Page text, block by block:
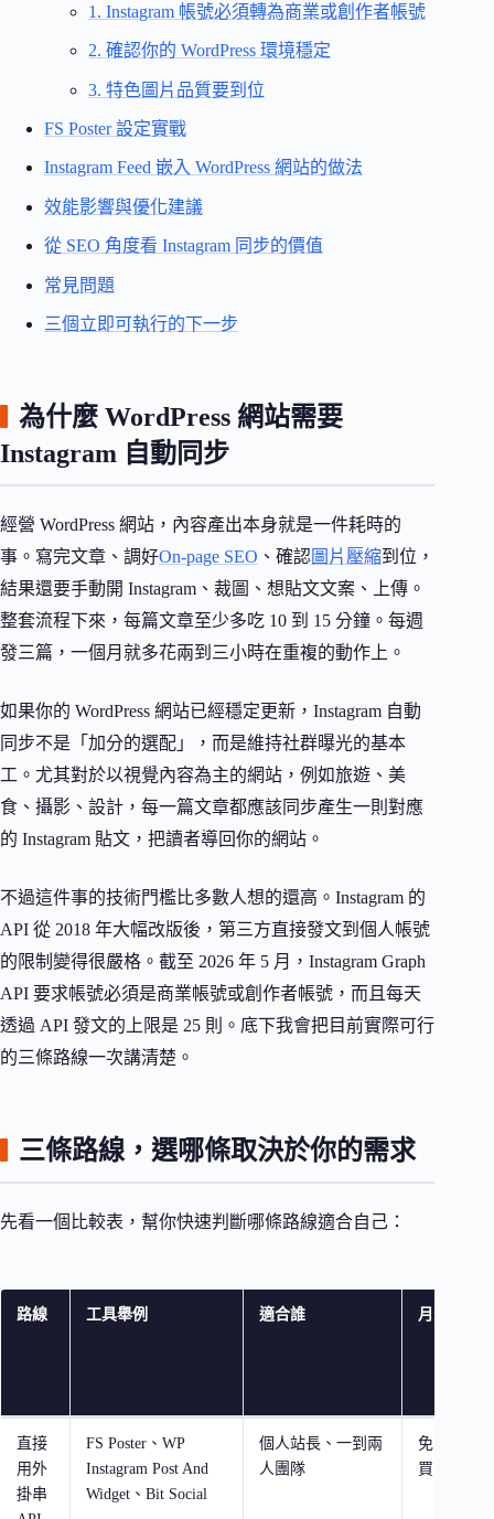
1. Instagram 帳號必須轉為商業或創作者帳號
2. 確認你的 WordPress 環境穩定
3. 特色圖片品質要到位
FS Poster 設定實戰
Instagram Feed 嵌入 WordPress 網站的做法
效能影響與優化建議
從 SEO 角度看 Instagram 同步的價值
常見問題
三個立即可執行的下一步
為什麼 WordPress 網站需要
Instagram 自動同步
經營 WordPress 網站，內容產出本身就是一件耗時的
事。寫完文章、調好On-page SEO 、確認圖片壓縮到位，
結果還要手動開 Instagram、裁圖、想貼文文案、上傳。
整套流程下來，每篇文章至少多吃 10 到 15 分鐘。每週
發三篇，一個月就多花兩到三小時在重複的動作上。
如果你的 WordPress 網站已經穩定更新，Instagram 自動
同步不是「加分的選配」，而是維持社群曝光的基本
工。尤其對於以視覺內容為主的網站，例如旅遊、美
食、攝影、設計，每一篇文章都應該同步產生一則對應
的 Instagram 貼文，把讀者導回你的網站。
不過這件事的技術門檻比多數人想的還高。Instagram 的
API 從 2018 年大幅改版後，第三方直接發文到個人帳號
的限制變得很嚴格。截至 2026 年 5 月，Instagram Graph
API 要求帳號必須是商業帳號或創作者帳號，而且每天
透過 API 發文的上限是 25 則。底下我會把目前實際可行
的三條路線一次講清楚。
三條路線，選哪條取決於你的需求
先看一個比較表，幫你快速判斷哪條路線適合自己：
路線 工具舉例 適合誰 月費
直接
用外
掛串
FS Poster、WP
Instagram Post And
Widget、Bit Social
個人站長、一到兩
人團隊
免費或一次
買斷